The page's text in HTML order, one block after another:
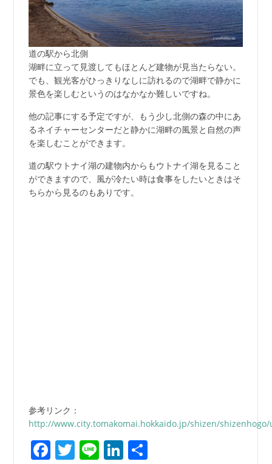
道の駅から北側
湖畔に立って見渡してもほとんど建物が見当たらない。
でも、観光客がひっきりなしに訪れるので湖畔で静かに
景色を楽しむというのはなかなか難しいですね。
他の記事にする予定ですが、もう少し北側の森の中にあ
るネイチャーセンターだと静かに湖畔の風景と自然の声
を楽しむことができます。
道の駅ウトナイ湖の建物内からもウトナイ湖を見ること
ができますので、風が冷たい時は食事をしたいときはそ
ちらから見るのもありです。
参考リンク：
http://www.city.tomakomai.hokkaido.jp/shizen/
Facebook
Twitter
LineLinkedIn
共